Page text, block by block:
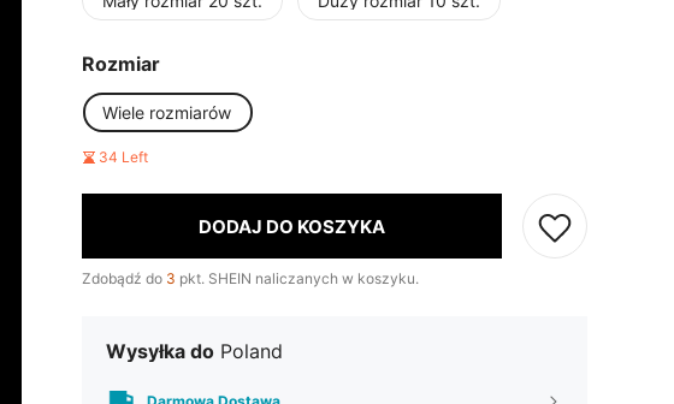
Rozmiar
Wiele rozmiarów
34 Left
DODAJ DO KOSZYKA
Zdobądź do 3 pkt. SHEIN naliczanych w koszyku.
Wysyłka do Poland